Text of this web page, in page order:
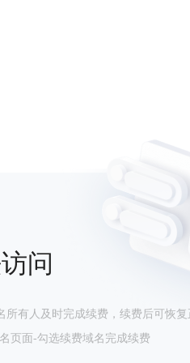
问
有人及时完成续费，续费后可恢复
页面-勾选续费域名完成续费